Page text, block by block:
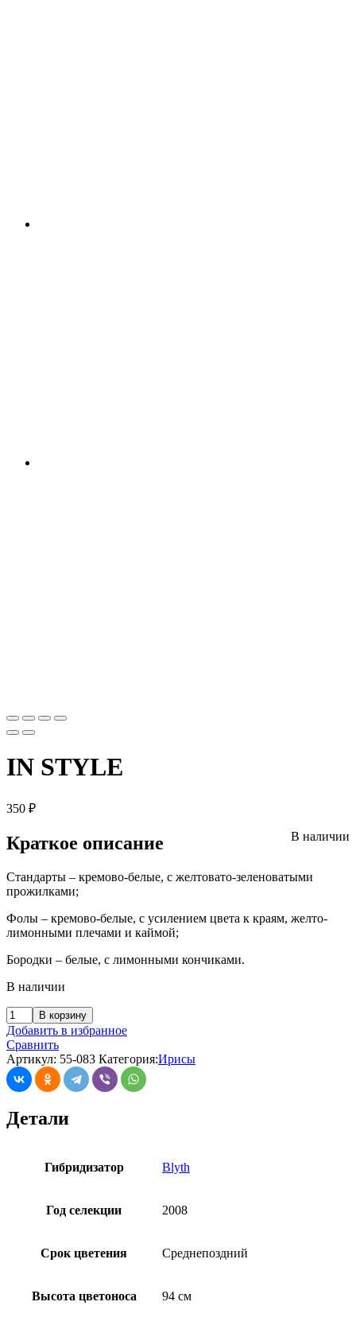
IN STYLE
350 ₽
В наличии
Краткое описание
Стандарты – кремово-белые, с желтовато-зеленоватыми
прожилками;
Фолы – кремово-белые, с усилением цвета к краям, желто-
лимонными плечами и каймой;
Бородки – белые, с лимонными кончиками.
В наличии
В корзину
Добавить в избранное
Сравнить
Артикул: 55-083 Категория:Ирисы
Детали
Гибридизатор Blyth
Год селекции 2008
Срок цветения Среднепоздний
Высота цветоноса 94 см